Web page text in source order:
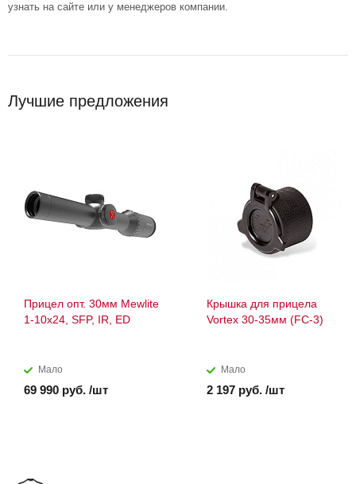
узнать на сайте или у менеджеров компании.
Лучшие предложения
Прицел опт. 30мм Mewlite
1-10x24, SFP, IR, ED
Мало
69 990 руб. /шт
Крышка для прицела
Vortex 30-35мм (FC-3)
Мало
2 197 руб. /шт